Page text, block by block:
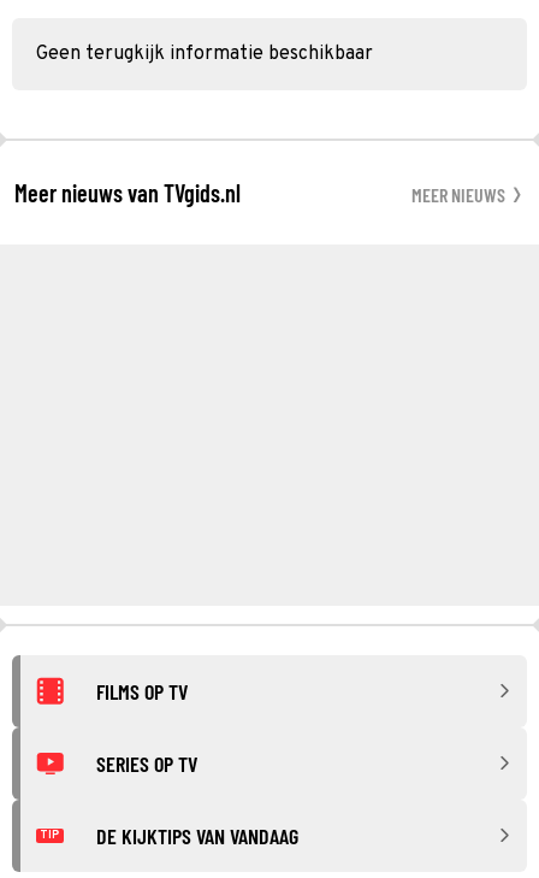
Geen terugkijk informatie beschikbaar
Meer nieuws van TVgids.nl MEER NIEUWS
FILMS OP TV
SERIES OP TV
TIP DE KIJKTIPS VAN VANDAAG